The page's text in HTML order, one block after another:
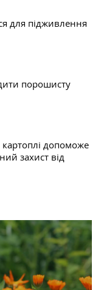
для підживлення
порошисту
допоможе
захист від